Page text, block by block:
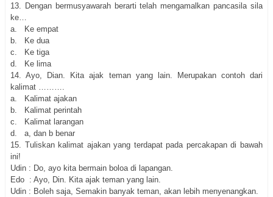
13. Dengan bermusyawarah berarti telah mengamalkan pancasila sila
ke…
a. Ke empat
b. Ke dua
c. Ke tiga
d. Ke lima
14. Ayo, Dian. Kita ajak teman yang lain. Merupakan contoh dari
kalimat ……….
a. Kalimat ajakan
b. Kalimat perintah
c. Kalimat larangan
d. a, dan b benar
15. Tuliskan kalimat ajakan yang terdapat pada percakapan di bawah
ini!
Udin : Do, ayo kita bermain boloa di lapangan.
Edo : Ayo, Din. Kita ajak teman yang lain.
Udin : Boleh saja, Semakin banyak teman, akan lebih menyenangkan.